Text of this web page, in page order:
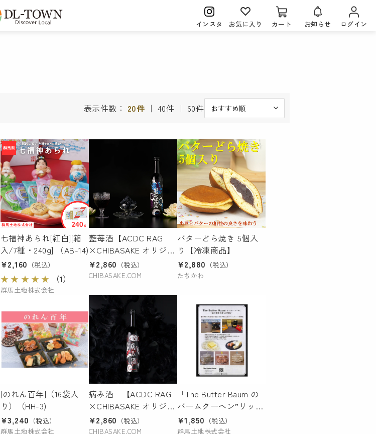
インスタ お気に入り カート お知らせ ログイン
表示件数： 20件 ｜ 40件 ｜ 60件
七福神あられ[紅白][箱
入/7種・240g] （AB-14)
¥2,160 （税込）
★★ ★★★ （1）
群馬土地株式会社
藍苺酒【ACDC RAG
×CHIBASAKE オリジナ
ル限定商品】
¥2,860 （税込）
CHIBASAKE.COM
バターどら焼き 5個入
り【冷凍商品】
¥2,880 （税込）
たちかわ
[のれん百年]（16袋入
り）（HH-3)
¥3,240 （税込）
群馬土地株式会社
病み酒 【ACDC RAG
×CHIBASAKE オリジナ
ル限定商品】
¥2,860 （税込）
CHIBASAKE.COM
「The Butter Baum の
バームクーヘン”リッチ
ソフト”」
¥1,850 （税込）
群馬土地株式会社